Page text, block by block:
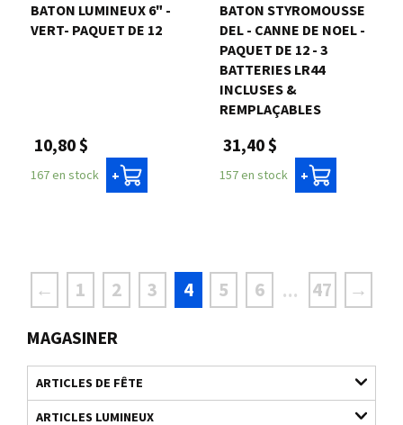
MAGASINER
ARTICLES DE FÊTE
ARTICLES LUMINEUX
BATON LUMINEUX 6" -
VERT- PAQUET DE 12
10,80 $
167 en stock +
BATON STYROMOUSSE
DEL - CANNE DE NOEL -
PAQUET DE 12 - 3
BATTERIES LR44
INCLUSES &
REMPLAÇABLES
31,40 $
157 en stock +
← 1 2 3 4 5 6 ... 47 →